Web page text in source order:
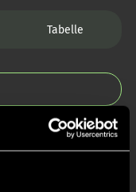
Tabelle